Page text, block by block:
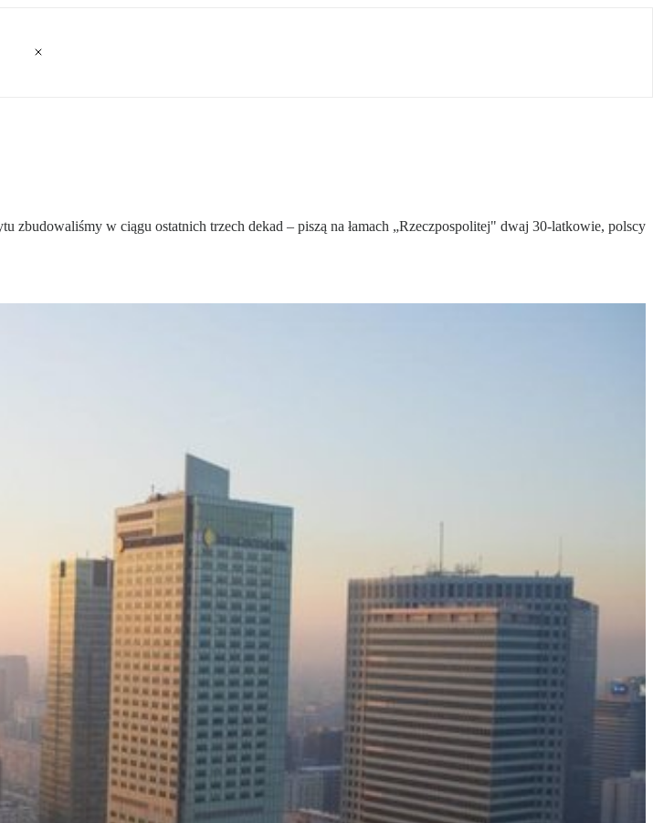
zbudowaliśmy w ciągu ostatnich trzech dekad – piszą na łamach „Rzeczpospolitej" dwaj 30-latkowie, polscy